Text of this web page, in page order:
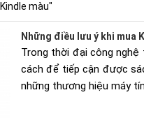
Kindle màu"
Những điều lưu ý khi mua
Trong thời đại công nghệ
cách để tiếp cận được
những thương hiệu máy